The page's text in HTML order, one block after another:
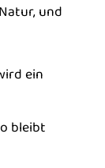
und
ein
bleibt